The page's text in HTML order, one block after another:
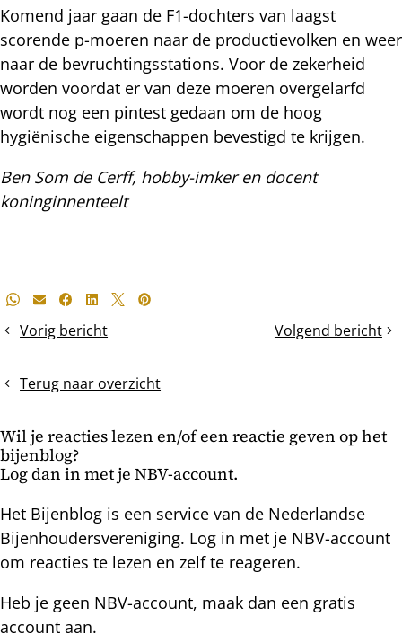
Komend jaar gaan de F1-dochters van laagst
scorende p-moeren naar de productievolken en weer
naar de bevruchtingsstations. Voor de zekerheid
worden voordat er van deze moeren overgelarfd
wordt nog een pintest gedaan om de hoog
hygiënische eigenschappen bevestigd te krijgen.
Ben Som de Cerff, hobby-imker en docent
koninginnenteelt
Deel
bericht
Whatsapp
E-mailFacebook
LinkedIn
X Pinterest
Vorig bericht
Mijtbesmetting
de
Volgend bericht
December
Terug naar overzicht
Wil je reacties lezen en/of een reactie geven op het
bijenblog?
Log dan in met je NBV-account.
Het Bijenblog is een service van de Nederlandse
Bijenhoudersvereniging. Log in met je NBV-account
om reacties te lezen en zelf te reageren.
Heb je geen NBV-account, maak dan een gratis
account aan.